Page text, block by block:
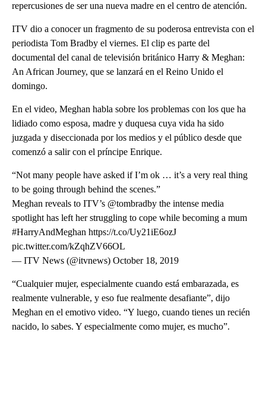
repercusiones de ser una nueva madre en el centro de atención.
ITV dio a conocer un fragmento de su poderosa entrevista con el
periodista Tom Bradby el viernes. El clip es parte del
documental del canal de televisión británico Harry & Meghan:
An African Journey, que se lanzará en el Reino Unido el
domingo.
En el video, Meghan habla sobre los problemas con los que ha
lidiado como esposa, madre y duquesa cuya vida ha sido
juzgada y diseccionada por los medios y el público desde que
comenzó a salir con el príncipe Enrique.
“Not many people have asked if I’m ok … it’s a very real thing
to be going through behind the scenes.”
Meghan reveals to ITV’s @tombradby the intense media
spotlight has left her struggling to cope while becoming a mum
#HarryAndMeghan https://t.co/Uy21iE6ozJ
pic.twitter.com/kZqhZV66OL
— ITV News (@itvnews) October 18, 2019
“Cualquier mujer, especialmente cuando está embarazada, es
realmente vulnerable, y eso fue realmente desafiante”, dijo
Meghan en el emotivo video. “Y luego, cuando tienes un recién
nacido, lo sabes. Y especialmente como mujer, es mucho”.